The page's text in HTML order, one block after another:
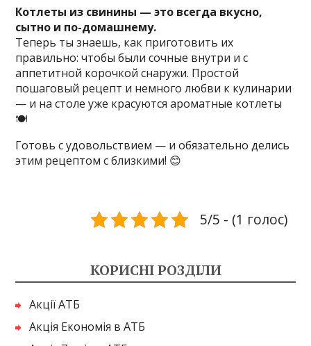
Котлеты из свинины — это всегда вкусно,
сытно и по-домашнему.
Теперь ты знаешь, как приготовить их
правильно: чтобы были сочные внутри и с
аппетитной корочкой снаружи. Простой
пошаговый рецепт и немного любви к кулинарии
— и на столе уже красуются ароматные котлеты
🍽️
Готовь с удовольствием — и обязательно делись
этим рецептом с близкими! 😊
5/5 - (1 голос)
КОРИСНІ РОЗДІЛИ
Акції АТБ
Акція Економія в АТБ